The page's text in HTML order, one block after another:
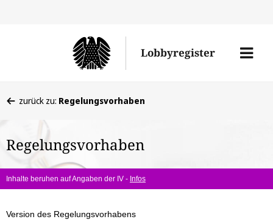
Lobbyregister
Menü
befinden
hier:
zurück zu: Regelungsvorhaben
Regelungsvorhaben
Inhalte beruhen auf Angaben der IV - Infos
Version des Regelungsvorhabens